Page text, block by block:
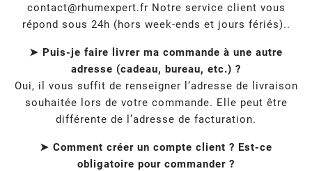
contact@rhumexpert.fr Notre service client vous
répond sous 24h (hors week-ends et jours fériés)..
➤ Puis-je faire livrer ma commande à une autre
adresse (cadeau, bureau, etc.) ?
Oui, il vous suffit de renseigner l’adresse de livraison
souhaitée lors de votre commande. Elle peut être
différente de l’adresse de facturation.
➤ Comment créer un compte client ? Est-ce
obligatoire pour commander ?